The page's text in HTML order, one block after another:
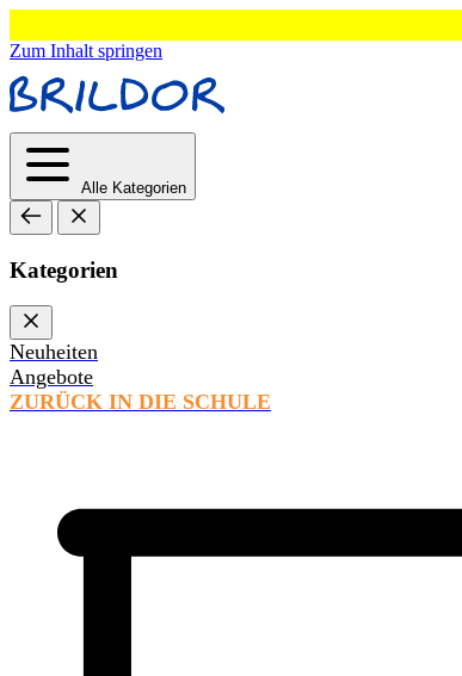
Zum Inhalt springen
Alle Kategorien
Kategorien
Neuheiten
Angebote
ZURÜCK IN DIE SCHULE